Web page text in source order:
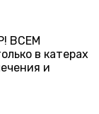
ВСЕМ
в катерах
и